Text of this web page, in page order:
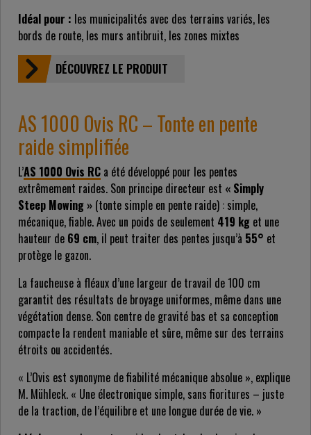
Idéal pour : les municipalités avec des terrains variés, les
bords de route, les murs antibruit, les zones mixtes
DÉCOUVREZ LE PRODUIT
AS 1000 Ovis RC – Tonte en pente
raide simplifiée
L’AS 1000 Ovis RC a été développé pour les pentes
extrêmement raides. Son principe directeur est « Simply
Steep Mowing » (tonte simple en pente raide) : simple,
mécanique, fiable. Avec un poids de seulement 419 kg et une
hauteur de 69 cm, il peut traiter des pentes jusqu’à 55° et
protège le gazon.
La faucheuse à fléaux d’une largeur de travail de 100 cm
garantit des résultats de broyage uniformes, même dans une
végétation dense. Son centre de gravité bas et sa conception
compacte la rendent maniable et sûre, même sur des terrains
étroits ou accidentés.
« L’Ovis est synonyme de fiabilité mécanique absolue », explique
M. Mühleck. « Une électronique simple, sans fioritures – juste
de la traction, de l’équilibre et une longue durée de vie. »